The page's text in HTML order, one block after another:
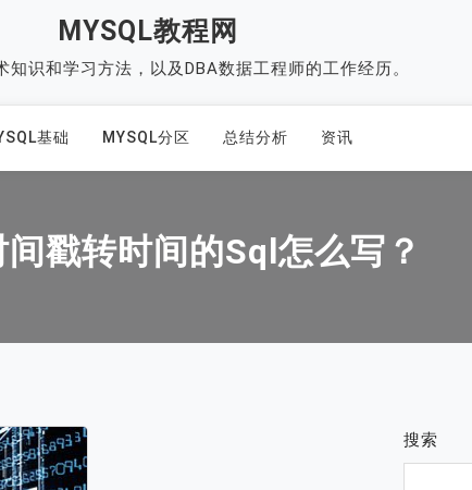
MYSQL教程网
知识和学习方法，以及DBA数据工程师的工作经历。
基础 MYSQL分区 总结分析 资讯
戳转时间的sql怎么写？
搜索